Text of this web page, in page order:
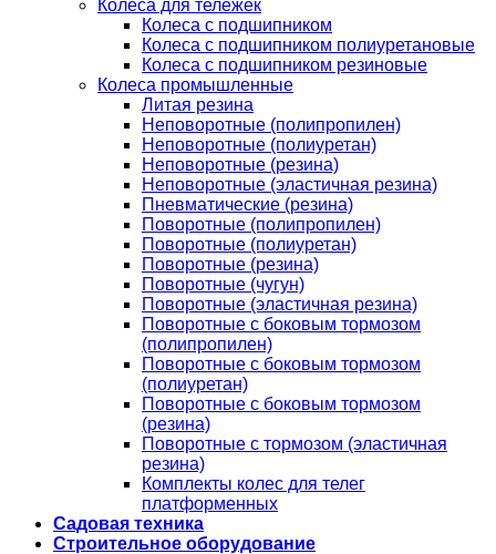
Колеса для тележек
Колеса с подшипником
Колеса с подшипником полиуретановые
Колеса с подшипником резиновые
Колеса промышленные
Литая резина
Неповоротные (полипропилен)
Неповоротные (полиуретан)
Неповоротные (резина)
Неповоротные (эластичная резина)
Пневматические (резина)
Поворотные (полипропилен)
Поворотные (полиуретан)
Поворотные (резина)
Поворотные (чугун)
Поворотные (эластичная резина)
Поворотные c боковым тормозом
(полипропилен)
Поворотные c боковым тормозом
(полиуретан)
Поворотные c боковым тормозом
(резина)
Поворотные c тормозом (эластичная
резина)
Комплекты колес для телег
платформенных
Садовая техника
Строительное оборудование